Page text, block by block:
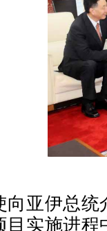
向亚伊总
目实施进